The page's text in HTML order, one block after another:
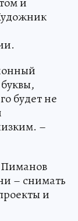
будет не
–
– снимать
и